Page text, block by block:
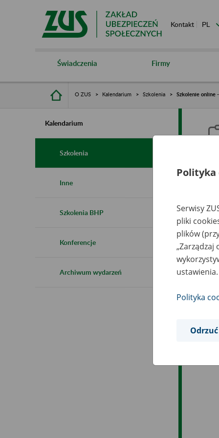
Kontakt
Świadczenia Firmy
O ZUS Kalendarium Szkolenia Szkolenie online
Kalendarium
Szkolenia
Inne
Szkolenia BHP
Konferencje
Archiwum wydarzeń
Polityka
Serwisy
pliki
plików
„Zarządzaj
Polityka